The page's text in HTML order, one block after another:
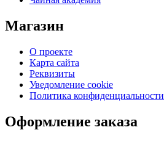
Магазин
О проекте
Карта сайта
Реквизиты
Уведомление cookie
Политика конфиденциальности
Оформление заказа